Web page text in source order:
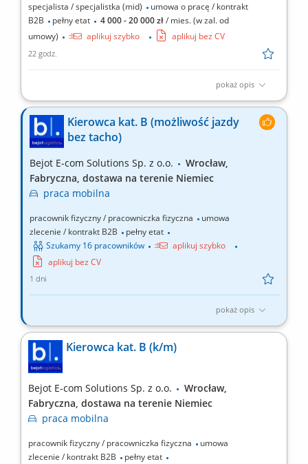
specjalista / specjalistka (mid)
umowa o pracę / kontrakt
B2B
pełny etat 4 000 - 20 000 zł/ mies. (w zal. od
umowy)
aplikuj szybko aplikuj bez CV
22 godz.
pokaż opis
Opis stanowiska: Pozyskiwanie nowych klientów biznesowych
oraz rozwój współpracy z obecnymi partnerami. Sprzedaż usług
z zakresu transportu międzynarodowego i rozwiązań
logistycznych. Prowadzenie rozmów handlowych, spotkań oraz
Kierowca kat. B (możliwość jazdy
bez tacho)
Bejot E-com Solutions Sp. z o.o.
Wrocław,
Fabryczna, dostawa na terenie Niemiec
praca mobilna
pracownik fizyczny / pracowniczka fizyczna
umowa
zlecenie / kontrakt B2B
pełny etat
Szukamy 16 pracowników
aplikuj szybko
aplikuj bez CV
1 dni
pokaż opis
Twój zakres obowiązków RYNEK – Niemcy - jazda BEZ
tachografu realizacja dostaw mebli do klientów indywidualnych
na terenie Niemiec, załadunek i rozładunek mebli, praca zgodnie
z harmonogramem oraz instrukcjami przekazywanymi przez
Kierowca kat. B (k/m)
Bejot E-com Solutions Sp. z o.o.
Wrocław,
Fabryczna, dostawa na terenie Niemiec
praca mobilna
pracownik fizyczny / pracowniczka fizyczna
umowa
zlecenie / kontrakt B2B
pełny etat